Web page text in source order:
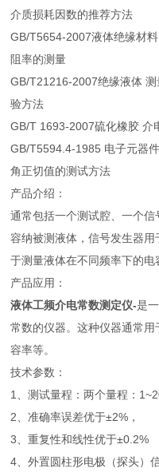
介质损耗因数的推荐方法
GB/T5654-2007液体绝缘材
阻率的测量
GB/T21216-2007绝缘液体
验方法
GB/T 1693-2007硫化橡胶 介
GB/T5594.4-1985 电子元器
角正切值的测试方法
产品介绍：
通常包括一个测试腔、一个
容纳被测液体，信号发生器
于测量液体在不同频率下的电
产品应用：
液体工频介电常数测定仪-是
常数的仪器。这种仪器通常
容率等。
技术参数：
1、测试量程：两个量程：
2、准确率误差优于±2%，
3、重复性和线性优于±0.2%
4、外置圆柱形电极（探头）